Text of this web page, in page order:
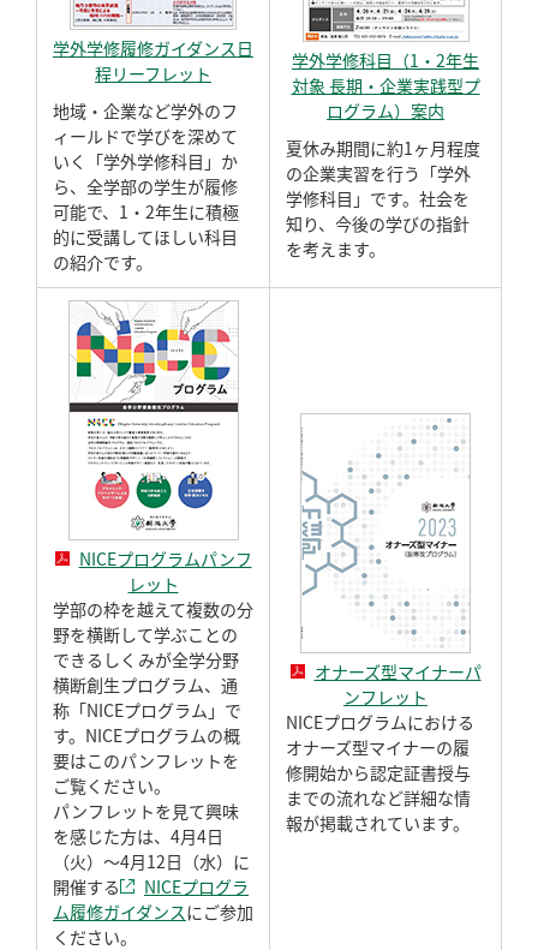
学外学修履修ガイダンス日
程リーフレット
地域・企業など学外のフ
ィールドで学びを深めて
いく「学外学修科目」か
ら、全学部の学生が履修
可能で、1・2年生に積極
的に受講してほしい科目
の紹介です。
学外学修科目（1・2年生
対象 長期・企業実践型プ
ログラム）案内
夏休み期間に約1ヶ月程度
の企業実習を行う「学外
学修科目」です。社会を
知り、今後の学びの指針
を考えます。
NICEプログラムパンフ
レット
学部の枠を越えて複数の分
野を横断して学ぶことの
できるしくみが全学分野
横断創生プログラム、通
称「NICEプログラム」で
す。NICEプログラムの概
要はこのパンフレットを
ご覧ください。
パンフレットを見て興味
を感じた方は、4月4日
（火）～4月12日（水）に
開催する
NICEプログラ
ム履修ガイダンスにご参加
ください。
オナーズ型マイナーパ
ンフレット
NICEプログラムにおける
オナーズ型マイナーの履
修開始から認定証書授与
までの流れなど詳細な情
報が掲載されています。